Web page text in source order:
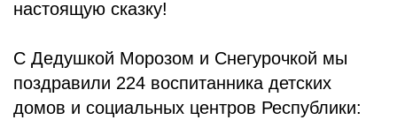
настоящую сказку!
С Дедушкой Морозом и Снегурочкой мы
поздравили 224 воспитанника детских
домов и социальных центров Республики: